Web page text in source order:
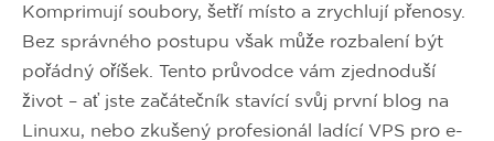
Komprimují soubory, šetří místo a zrychlují přenosy.
Bez správného postupu však může rozbalení být
pořádný oříšek. Tento průvodce vám zjednoduší
život – ať jste začátečník stavící svůj první blog na
Linuxu, nebo zkušený profesionál ladící VPS pro e-